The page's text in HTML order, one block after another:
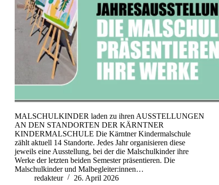
MALSCHULKINDER laden zu ihren AUSSTELLUNGEN
AN DEN STANDORTEN DER KÄRNTNER
KINDERMALSCHULE Die Kärntner Kindermalschule
zählt aktuell 14 Standorte. Jedes Jahr organisieren diese
jeweils eine Ausstellung, bei der die Malschulkinder ihre
Werke der letzten beiden Semester präsentieren. Die
Malschulkinder und Malbegleiter:innen…
redakteur
26. April 2026